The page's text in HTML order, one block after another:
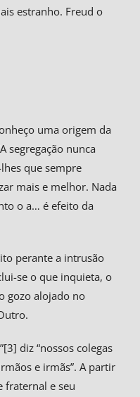
estranho. Freud o
uma origem da
segregação nunca
que sempre
mais e melhor. Nada
o a… é efeito da
perante a intrusão
se o que inquieta, o
gozo alojado no
diz “nossos colegas
e irmãs”. A partir
fraternal e seu